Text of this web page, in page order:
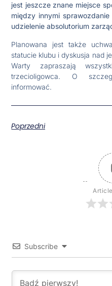
jest jeszcze znane miejsce
między innymi
udzielenie absolutorium
Planowana jest także
statucie klubu i dyskusja nad
Warty zapraszają
trzecioligowca. O
informować.
Poprzedni
Subscribe